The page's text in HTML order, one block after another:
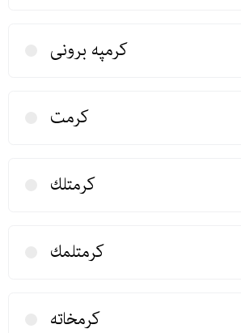
كرمپه برونی
كرمت
كرمتلك
كرمتلمك
كرمخاته